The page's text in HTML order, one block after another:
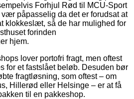
Forhjul Rød til MCU-Sport
påpasselig da det er forudsat at
klokkeslæt, så de har mulighed for
forinden
hjem.
lover portofri fragt, men oftest
for et fastslået beløb. Desuden bør
fragtløsning, som oftest – om
Hillerød eller Helsinge – er at få
til en pakkeshop.